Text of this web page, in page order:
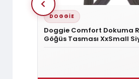
DOGGIE
Doggie Comfort Dokuma
Göğüs Tasması XxSmall